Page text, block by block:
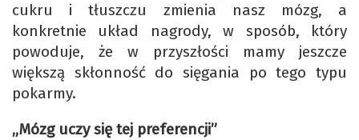
cukru i tłuszczu zmienia nasz mózg, a
konkretnie układ nagrody, w sposób, który
powoduje, że w przyszłości mamy jeszcze
większą skłonność do sięgania po tego typu
pokarmy.
„Mózg uczy się tej preferencji”